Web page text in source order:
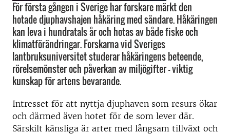
För första gången i Sverige har forskare märkt den
hotade djuphavshajen håkäring med sändare. Håkäringen
kan leva i hundratals år och hotas av både fiske och
klimatförändringar. Forskarna vid Sveriges
lantbruksuniversitet studerar håkäringens beteende,
rörelsemönster och påverkan av miljögifter – viktig
kunskap för artens bevarande.
Intresset för att nyttja djuphaven som resurs ökar
och därmed även hotet för de som lever där.
Särskilt känsliga är arter med långsam tillväxt och